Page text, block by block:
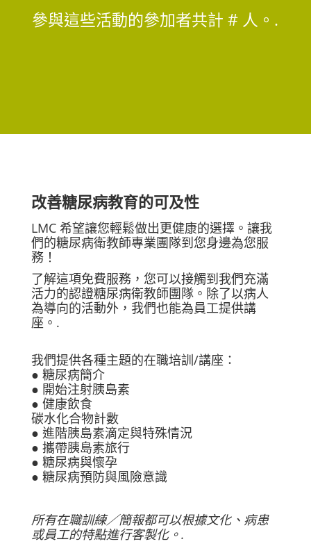
參與這些活動的參加者共計 # 人。.
改善糖尿病教育的可及性
LMC 希望讓您輕鬆做出更健康的選擇。讓我
們的糖尿病衛教師專業團隊到您身邊為您服
務！
了解這項免費服務，您可以接觸到我們充滿
活力的認證糖尿病衛教師團隊。除了以病人
為導向的活動外，我們也能為員工提供講
座。.
我們提供各種主題的在職培訓/講座：
● 糖尿病簡介
● 開始注射胰島素
● 健康飲食
碳水化合物計數
● 進階胰島素滴定與特殊情況
● 攜帶胰島素旅行
● 糖尿病與懷孕
● 糖尿病預防與風險意識
所有在職訓練／簡報都可以根據文化、病患
或員工的特點進行客製化。.